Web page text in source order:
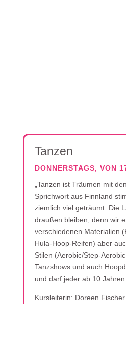
Tanzen
DONNERSTAGS, VON
„Tanzen ist Träumen mit
Sprichwort aus Finnland
ziemlich viel geträumt. Die
draußen bleiben, denn wir
verschiedenen Materialien
Hula-Hoop-Reifen) aber
Stilen (Aerobic/Step-
Tanzshows und auch
und darf jeder ab 10 Jahren.
Kursleiterin: Doreen Fischer